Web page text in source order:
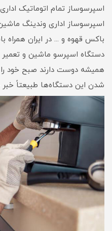
اسپرسوساز تمام اتوماتیک
اسپرسوساز اداری وندینگ
باکس قهوه و ... در ایران
دستگاه اسپرسو ماشین و تعمیر
همیشه دوست دارند صبح خود را
شدن این دستگاه‌ها طبیعتاً‌ خبر